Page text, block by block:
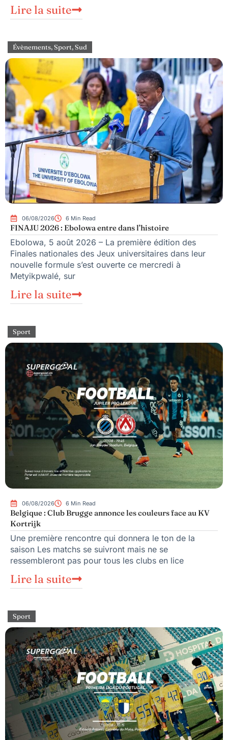
Lire la suite
Évènements,Sport,Sud
06/08/2026 6 Min Read
FINAJU 2026 : Ebolowa entre dans l’histoire
Ebolowa, 5 août 2026 – La première édition des
Finales nationales des Jeux universitaires dans leur
nouvelle formule s’est ouverte ce mercredi à
Metyikpwalé, sur
Lire la suite
Sport
06/08/2026 6 Min Read
Belgique : Club Brugge annonce les couleurs face au KV
Kortrijk
Une première rencontre qui donnera le ton de la
saison Les matchs se suivront mais ne se
ressembleront pas pour tous les clubs en lice
Lire la suite
Sport